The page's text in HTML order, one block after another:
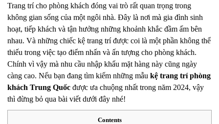
Trang trí cho phòng khách đóng vai trò rất quan trọng trong
không gian sống của một ngôi nhà. Đây là nơi mà gia đình sinh
hoạt, tiếp khách và tận hưởng những khoảnh khắc đầm ấm bên
nhau. Và những chiếc kệ trang trí được coi là một phần không thể
thiếu trong việc tạo điểm nhấn và ấn tượng cho phòng khách.
Chính vì vậy mà nhu cầu nhập khẩu mặt hàng này cũng ngày
càng cao. Nếu bạn đang tìm kiếm những mẫu kệ trang trí phòng
khách Trung Quốc được ưa chuộng nhất trong năm 2024, vậy
thì đừng bỏ qua bài viết dưới đây nhé!
Contents